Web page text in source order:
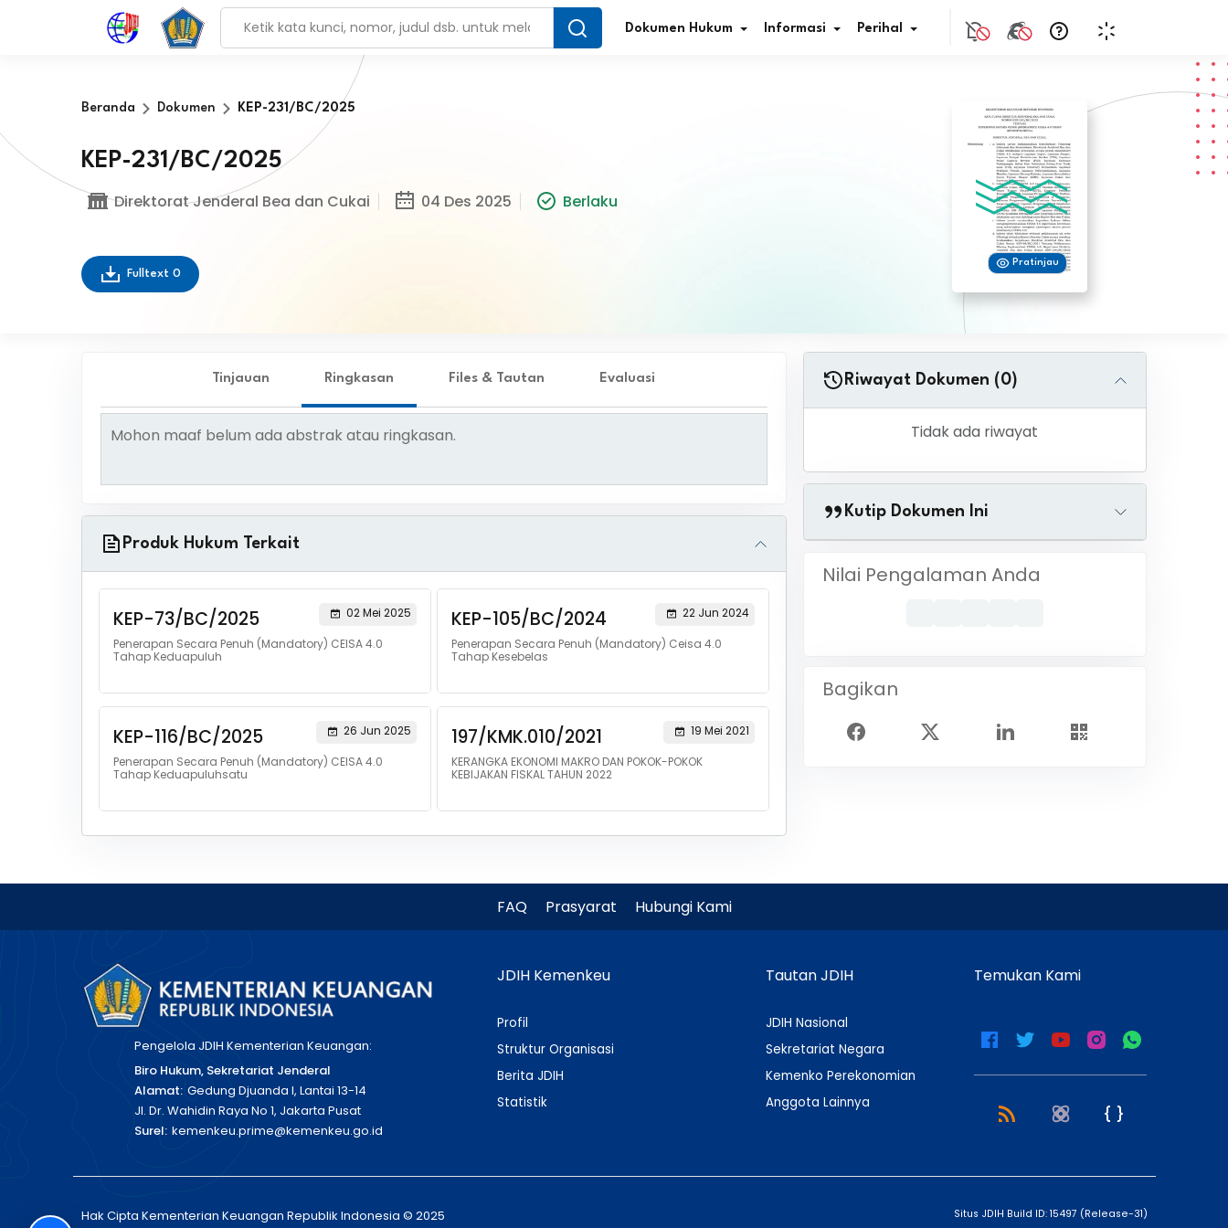
Dokumen Hukum Informasi
Simplifikasi Regulasi
Penghargaan JDIH
Perihal
Beranda Dokumen KEP-231/BC/2025
KEP-231/BC/2025
Direktorat Jenderal Bea dan Cukai 04 Des 2025 Berlaku
Fulltext 0
Pratinjau
Tinjauan Ringkasan Files & Tautan Evaluasi
Mohon maaf belum ada abstrak atau ringkasan.
Produk Hukum Terkait
KEP-73/BC/2025
02 Mei 2025
Penerapan Secara Penuh (Mandatory) CEISA 4.0
Tahap Keduapuluh
KEP-105/BC/2024
22 Jun 2024
Penerapan Secara Penuh (Mandatory) Ceisa 4.0
Tahap Kesebelas
KEP-116/BC/2025
26 Jun 2025
Penerapan Secara Penuh (Mandatory) CEISA 4.0
Tahap Keduapuluhsatu
197/KMK.010/2021
19 Mei 2021
KERANGKA EKONOMI MAKRO DAN POKOK-POKOK
KEBIJAKAN FISKAL TAHUN 2022
Riwayat Dokumen (0)
Tidak ada riwayat
Kutip Dokumen Ini
Nilai Pengalaman Anda
Bagikan
FAQ Prasyarat Hubungi Kami
Pengelola JDIH Kementerian Keuangan:
Biro Hukum, Sekretariat Jenderal
Alamat: Gedung Djuanda I, Lantai 13-14
Jl. Dr. Wahidin Raya No 1, Jakarta Pusat
Surel: kemenkeu.prime@kemenkeu.go.id
JDIH Kemenkeu
Profil
Struktur Organisasi
Berita JDIH
Statistik
Tautan JDIH
JDIH Nasional
Sekretariat Negara
Kemenko Perekonomian
Anggota Lainnya
Temukan Kami
Hak Cipta Kementerian Keuangan Republik Indonesia © 2025 Situs JDIH Build ID: 15497 (Release-31)